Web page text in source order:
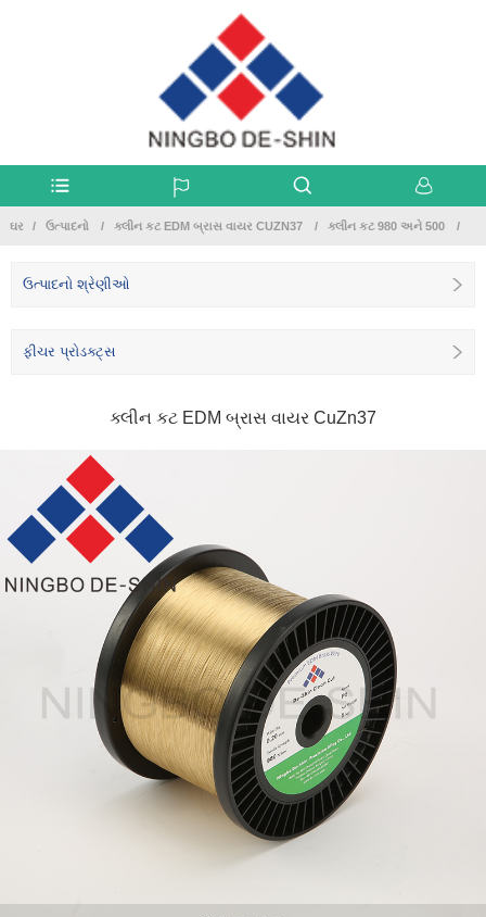
ઘર ઉત્પાદનો ક્લીન કટ EDM બ્રાસ વાયર CUZN37 ક્લીન કટ 980 અને 500
ઉત્પાદનો શ્રેણીઓ
ફીચર પ્રોડક્ટ્સ
ક્લીન કટ EDM બ્રાસ વાયર CuZn37